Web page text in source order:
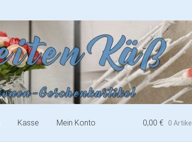
Kasse Mein Konto 0,00 € 0 Artikel